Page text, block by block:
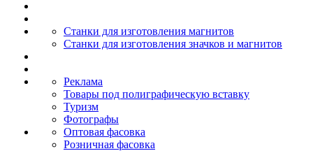
Станки для изготовления магнитов
Станки для изготовления значков и магнитов
Реклама
Товары под полиграфическую вставку
Туризм
Фотографы
Оптовая фасовка
Розничная фасовка